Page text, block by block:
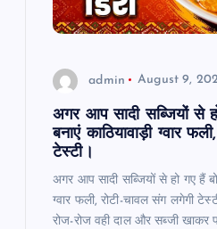
admin August 9,
अगर आप सादी सब्जियों से
बनाएं काठियावाड़ी ग्वार
टेस्टी।
अगर आप सादी सब्जियों से हो गए हैं
ग्वार फली, रोटी-चावल संग लगेगी
रोज-रोज वही दाल और सब्जी खाकर